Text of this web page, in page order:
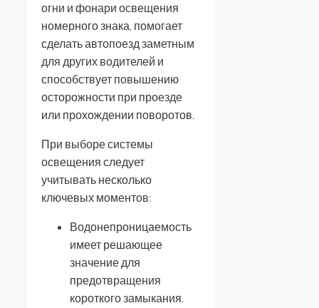
огни и фонари освещения
номерного знака, помогает
сделать автопоезд заметным
для других водителей и
способствует повышению
осторожности при проезде
или прохождении поворотов.
При выборе системы
освещения следует
учитывать несколько
ключевых моментов:
Водонепроницаемость
имеет решающее
значение для
предотвращения
короткого замыкания.